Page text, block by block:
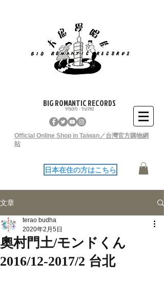
BIG ROMANTIC RECORDS
TOKYO - TAIPEI
Official Online Shop in Taiwan／台灣官方購物網
站
日本在住の方はこちら
文章
奧村門土/モンドくん
2016/12-2017/2 台北
terao budha
2020年2月5日